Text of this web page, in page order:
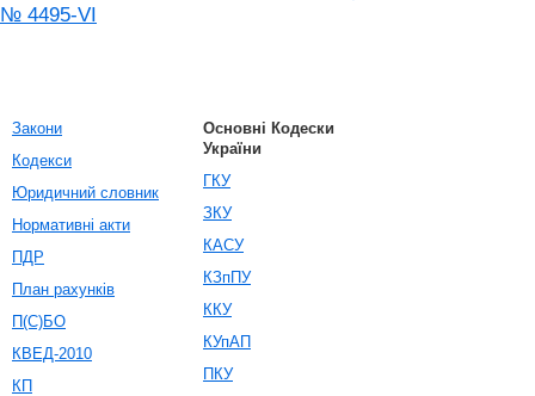
№ 4495-VI
Закони
Кодекси
Юридичний словник
Нормативні акти
ПДР
План рахунків
П(С)БО
КВЕД-2010
КП
Основні Кодески
України
ГКУ
ЗКУ
КАСУ
КЗпПУ
ККУ
КУпАП
ПКУ